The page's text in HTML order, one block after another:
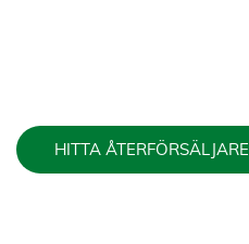
HITTA ÅTERFÖRSÄLJARE